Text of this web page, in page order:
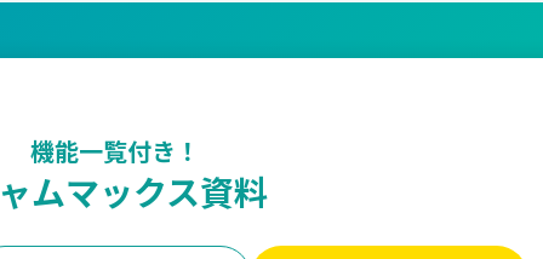
機能一覧付き！
ムマックス資料